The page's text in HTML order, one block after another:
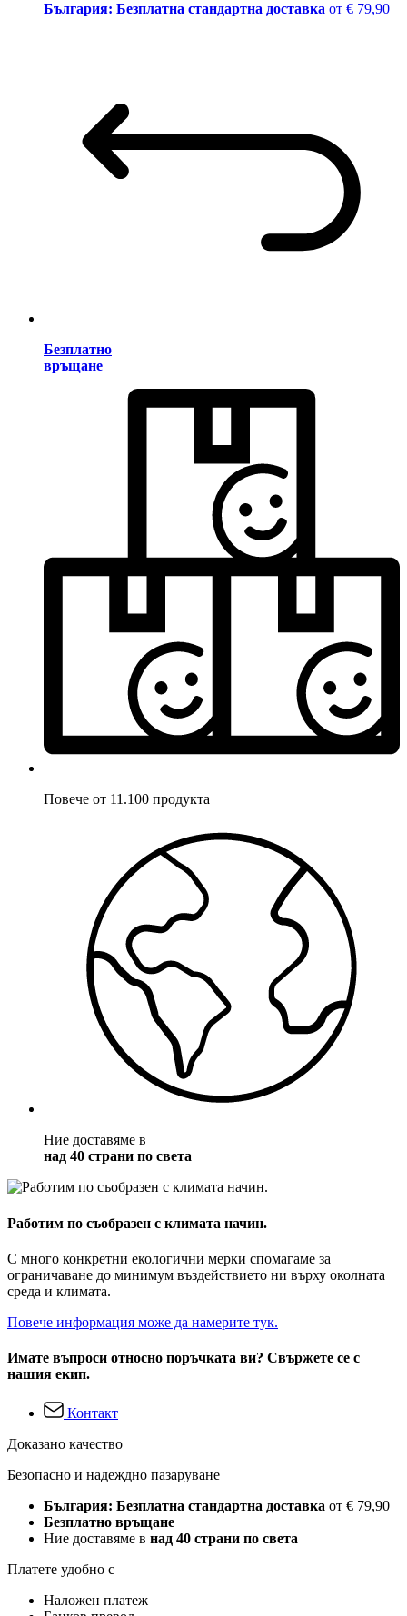
България: Безплатна стандартна доставка от € 79,90
Безплатно
връщане
Повече от 11.100 продукта
Ние доставяме в
над 40 страни по света
Работим по съобразен с климата начин.
С много конкретни екологични мерки спомагаме за
ограничаване до минимум въздействието ни върху околната
среда и климата.
Повече информация може да намерите тук.
Имате въпроси относно поръчката ви? Свържете се с
нашия екип.
Контакт
Доказано качество
Безопасно и надеждно пазаруване
България: Безплатна стандартна доставка от € 79,90
Безплатно връщане
Ние доставяме в над 40 страни по света
Платете удобно с
Наложен платеж